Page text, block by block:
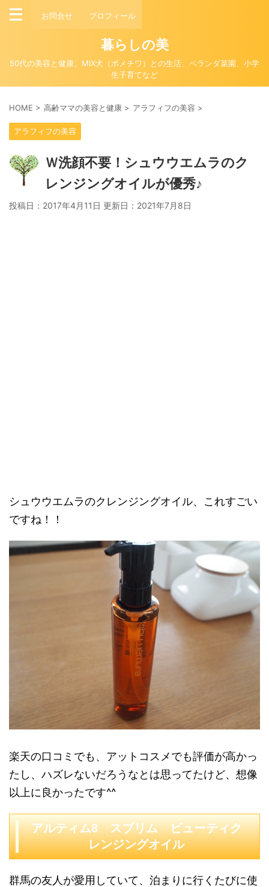
お問合せ プロフィール
暮らしの美
50代の美容と健康、MIX犬（ポメチワ）との生活、ベランダ菜園、小学
生子育てなど
HOME > 高齢ママの美容と健康 > アラフィフの美容 >
アラフィフの美容
Ｗ洗顔不要！シュウウエムラのク
レンジングオイルが優秀♪
投稿日：2017年4月11日 更新日： 2021年7月8日
シュウウエムラのクレンジングオイル、これすごい
ですね！！
楽天の口コミでも、アットコスメでも評価が高かっ
たし、ハズレないだろうなとは思ってたけど、想像
以上に良かったです^^
アルティム8 スブリム ビューティク
レンジングオイル
群馬の友人が愛用していて、泊まりに行くたびに使